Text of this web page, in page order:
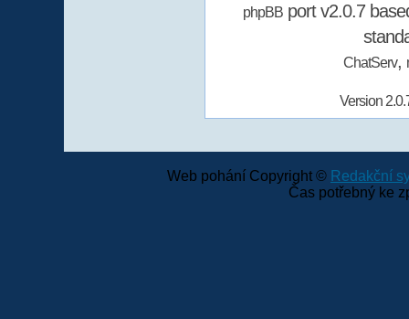
phpBBport v2.0.7
ChatServ,
Version
Web pohání Copyright © Redakční
Čas potřebný ke